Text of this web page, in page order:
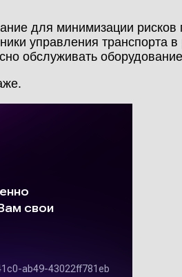
КАБИНЕТ
для минимизации
управления транспорта
обслуживать